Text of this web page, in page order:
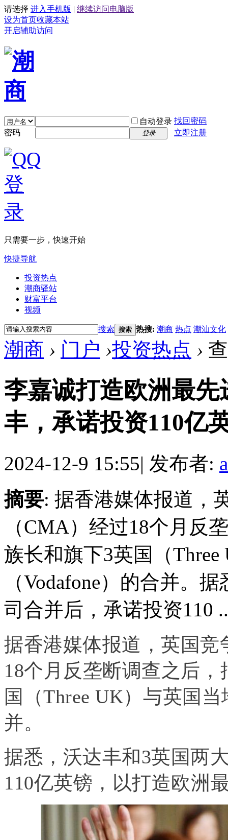
请选择 进入手机版 | 继续访问电脑版
设为首页收藏本站
开启辅助访问
自动登录 找回密码
密码
登录 立即注册
只需要一步，快速开始
快捷导航
投资热点
潮商驿站
财富平台
视频
搜索 搜索 热搜: 潮商 热点 潮汕文化
潮商 › 门户 ›投资热点 ›
李嘉诚打造欧洲最
丰，承诺投资110亿
2024-12-9 15:55| 发布者:
摘要: 据香港媒体报道，
（CMA）经过18个月反
族长和旗下3英国（
（Vodafone）的合并。
司合并后，承诺投资110
据香港媒体报道，英国
18个月反垄断调查之后
国（Three UK）与英国
并。
据悉，沃达丰和3英国两
110亿英镑，以打造欧洲